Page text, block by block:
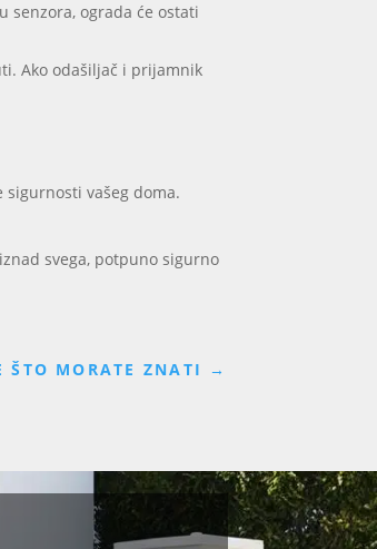
ograda će ostati
Ako odašiljač i prijamnik
vašeg doma.
svega, potpuno sigurno
ŠTO MORATE ZNATI →